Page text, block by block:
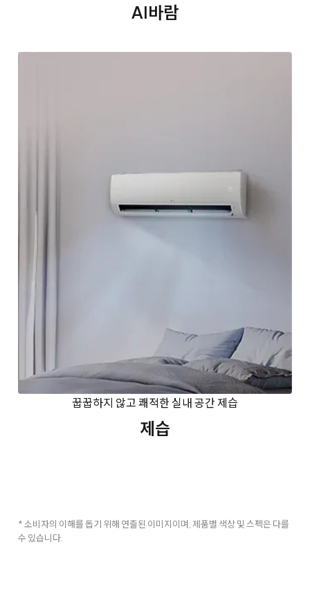
AI바람
꿉꿉하지 않고 쾌적한 실내 공간 제습
제습
* 소비자의 이해를 돕기 위해 연출된 이미지이며, 제품별 색상 및 스펙은 다를
수 있습니다.